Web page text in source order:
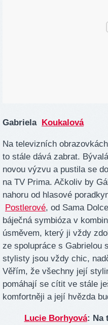
Gabriela Koukalová
Na televizních
to stále dává zabrat.
novou výzvu a pustila se
na TV Prima. Ačkoliv by
nahoru od hlasové
Postlerové, od Sama
báječná symbióza v
úsměvem, který ji vždy
ze spolupráce s Gabrielou
stylisty jsou vždy chic,
Věřím, že všechny její
pomáhají se cítit ve stále
komfortněji a její hvězda
Lucie Borhyová: Na